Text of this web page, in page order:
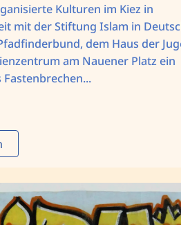
Kulturen im Kiez in
mit der Stiftung Islam in
dem Haus der
am Nauener Platz ein